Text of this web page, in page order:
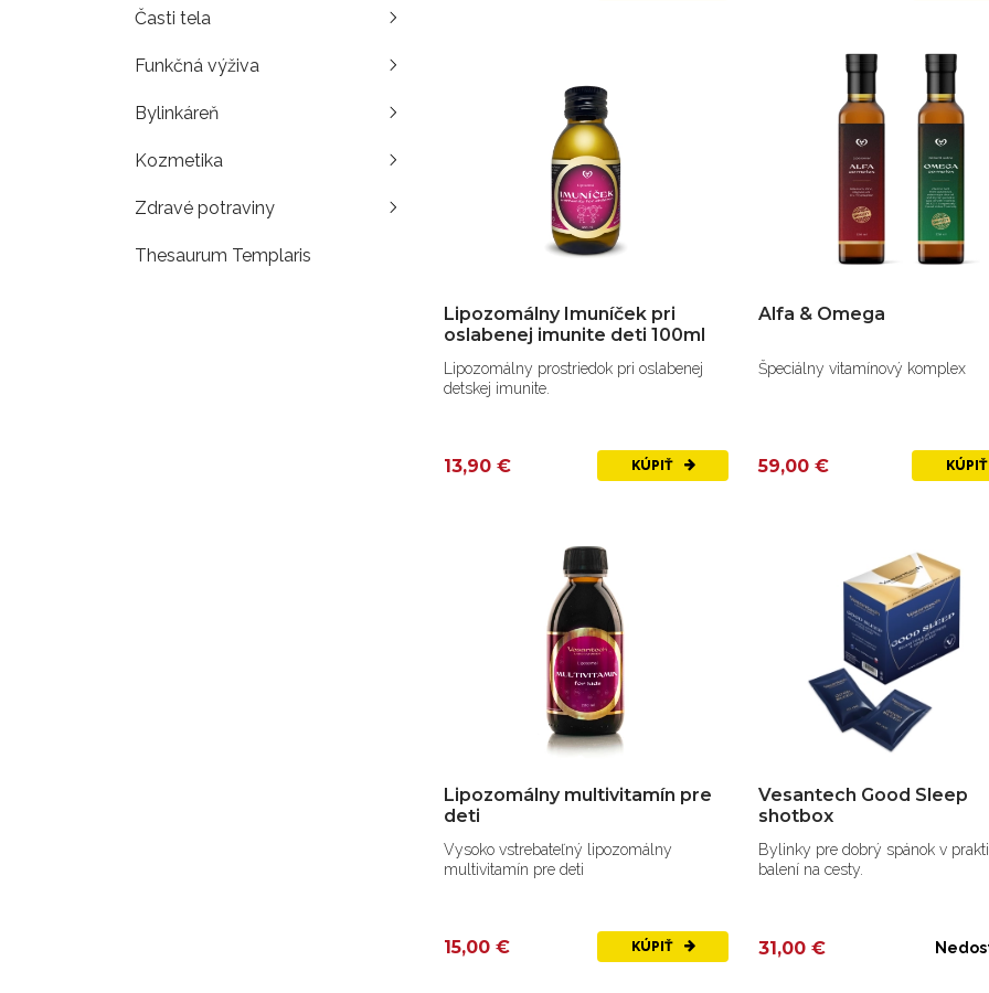
Časti tela
Funkčná výživa
Bylinkáreň
Kozmetika
Zdravé potraviny
Thesaurum Templaris
Lipozomálny Imuníček pri
oslabenej imunite deti 100ml
Lipozomálny prostriedok pri oslabenej
detskej imunite.
13,90 € KÚPIŤ
Alfa & Omega
Špeciálny vitamínový komplex
59,00 € KÚPIŤ
Lipozomálny multivitamín pre
deti
Vysoko vstrebateľný lipozomálny
multivitamín pre deti
15,00 € KÚPIŤ
Vesantech Good Sleep
shotbox
Bylinky pre dobrý spánok v
balení na cesty.
31,00 €